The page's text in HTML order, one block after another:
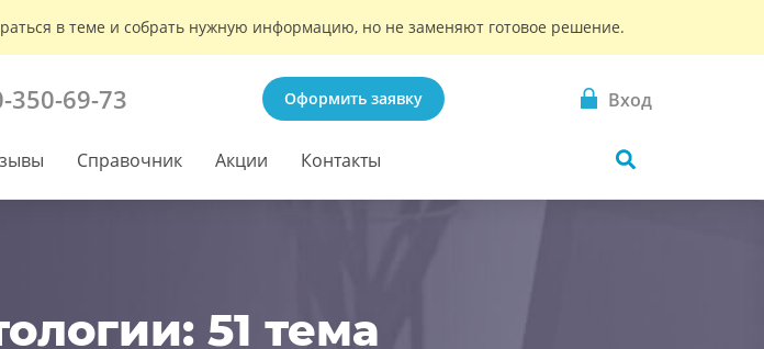
в теме и собрать нужную информацию, но не заменяют готовое решение.
350-69-73 Оформить заявку Вход
Справочник Акции Контакты
51 тема